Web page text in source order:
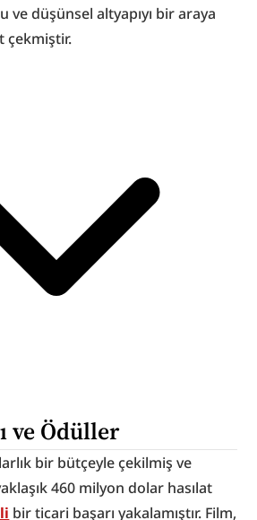
düşünsel altyapıyı bir araya
çekmiştir.
ve Ödüller
460 milyon dolar hasılat
bir ticari başarı yakalamıştır. Film,